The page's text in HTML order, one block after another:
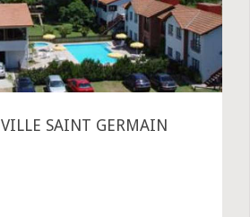
SAINT GERMAIN